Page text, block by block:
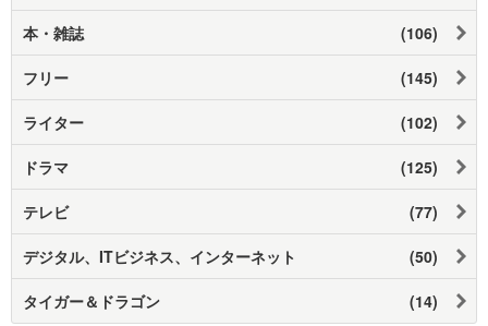
本・雑誌 (106)
フリー (145)
ライター (102)
ドラマ (125)
テレビ (77)
デジタル、ITビジネス、インターネット (50)
タイガー＆ドラゴン (14)